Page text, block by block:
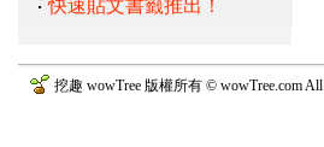
快速貼文書籤推出！
挖趣 wowTree 版權所有 © wowTree.com All